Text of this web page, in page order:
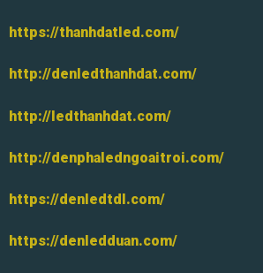
https://thanhdatled.com/
http://denledthanhdat.com/
http://ledthanhdat.com/
http://denphaledngoaitroi.com/
https://denledtdl.com/
https://denledduan.com/